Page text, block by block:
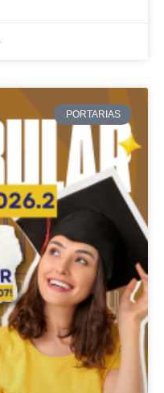
PORTARIAS